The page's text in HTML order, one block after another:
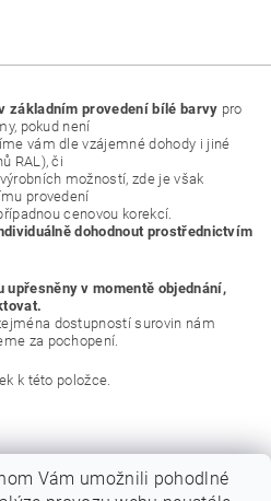
základním provedení bílé barvy pro
pokud není
vám dle vzájemné dohody i jiné
RAL), či
možností, zde je však
provedení
cenovou korekcí.
dohodnout prostřednictvím
upřesněny v momentě objednání,
dostupností surovin nám
za pochopení.
k této položce.
Vám umožnili pohodlné